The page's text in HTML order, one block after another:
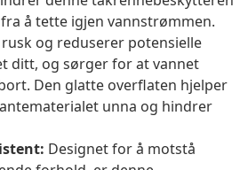
å tette igjen vannstrømmen.
og reduserer potensielle
ditt, og sørger for at vannet
Den glatte overflaten hjelper
unna og hindrer
Designet for å motstå